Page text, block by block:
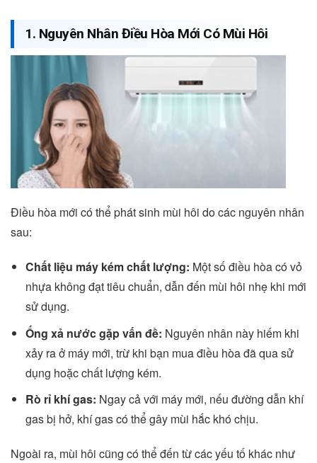
1. Nguyên Nhân Điều Hòa Mới Có Mùi Hôi
Điều hòa mới có thể phát sinh mùi hôi do các nguyên nhân
sau:
Chất liệu máy kém chất lượng: Một số điều hòa có vỏ
nhựa không đạt tiêu chuẩn, dẫn đến mùi hôi nhẹ khi mới
sử dụng.
Ống xả nước gặp vấn đề: Nguyên nhân này hiếm khi
xảy ra ở máy mới, trừ khi bạn mua điều hòa đã qua sử
dụng hoặc chất lượng kém.
Rò rỉ khí gas: Ngay cả với máy mới, nếu đường dẫn khí
gas bị hở, khí gas có thể gây mùi hắc khó chịu.
Ngoài ra, mùi hôi cũng có thể đến từ các yếu tố khác như